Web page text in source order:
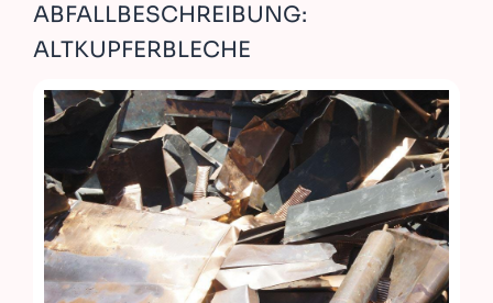
ABFALLBESCHREIBUNG:
ALTKUPFERBLECHE